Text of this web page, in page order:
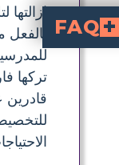
إزالتها
تركها
قادرين
FAQ